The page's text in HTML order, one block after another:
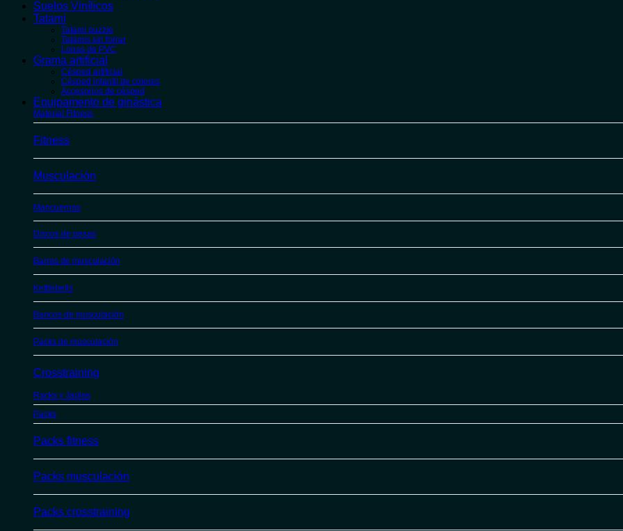
Suelos Vinílicos
Tatami
Tatami puzzle
Tatamis sin forrar
Lonas de PVC
Grama artificial
Césped artificial
Césped infantil de colores
Accesorios de césped
Equipamento de ginástica
Material Fitness
Fitness
Musculación
Mancuernas
Discos de pesas
Barras de musculación
Kettlebells
Bancos de musculación
Packs de musculación
Crosstraining
Racks y Jaulas
Packs
Packs fitness
Packs musculación
Packs crosstraining